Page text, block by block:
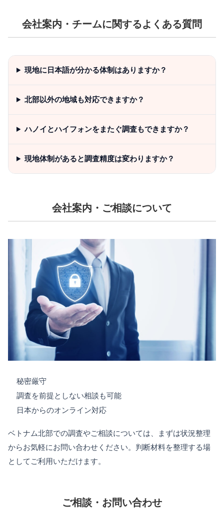
会社案内・チームに関するよくある質問
現地に日本語が分かる体制はありますか？
北部以外の地域も対応できますか？
ハノイとハイフォンをまたぐ調査もできますか？
現地体制があると調査精度は変わりますか？
会社案内・ご相談について
秘密厳守
調査を前提としない相談も可能
日本からのオンライン対応
ベトナム北部での調査やご相談については、まずは状況整理
からお気軽にお問い合わせください。判断材料を整理する場
としてご利用いただけます。
ご相談・お問い合わせ